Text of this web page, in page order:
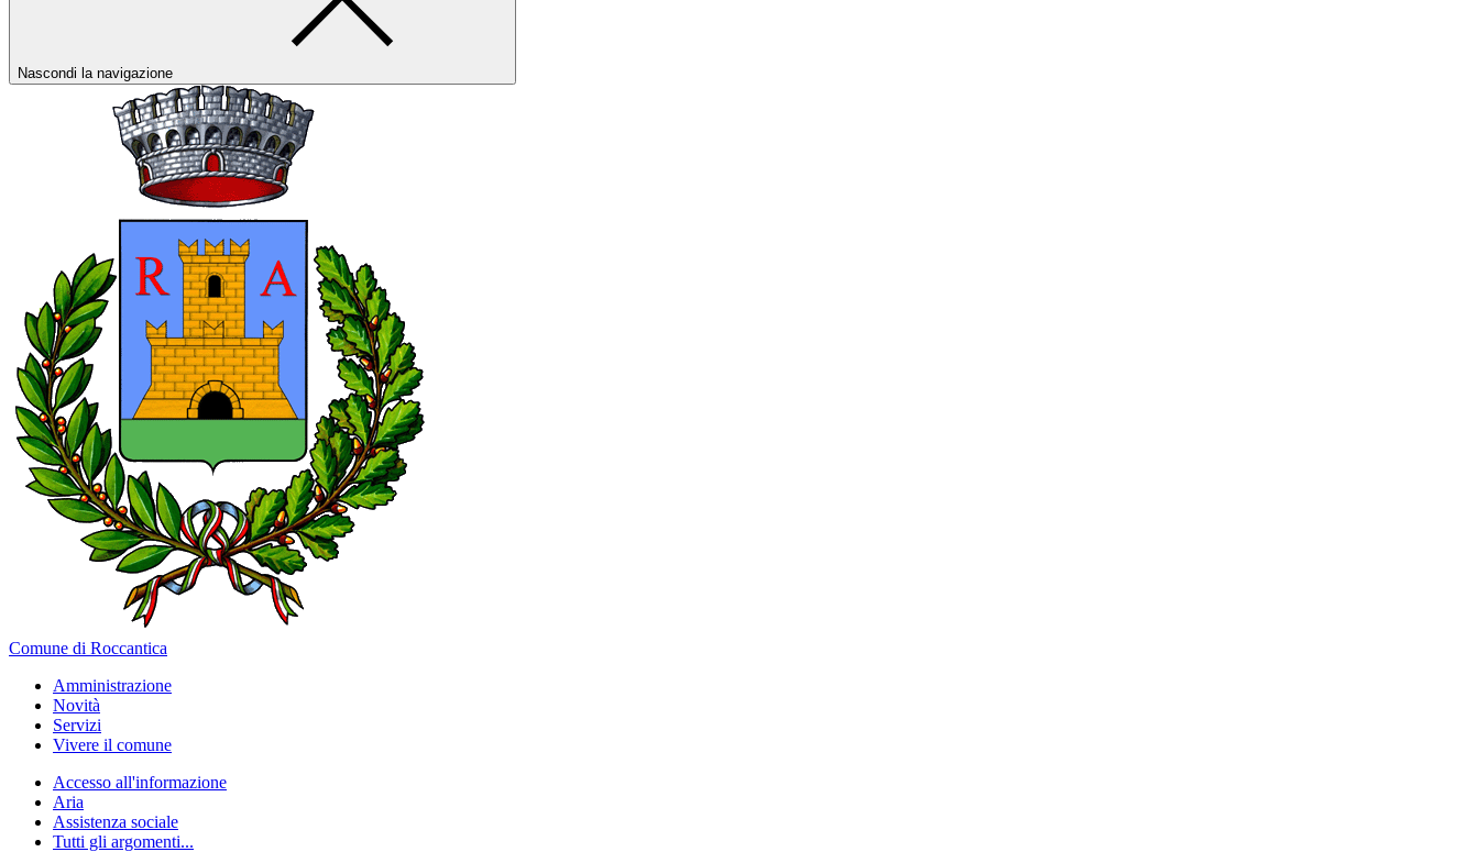
Nascondi la navigazione
Comune di Roccantica
Amministrazione
Novità
Servizi
Vivere il comune
Accesso all'informazione
Aria
Assistenza sociale
Tutti gli argomenti...